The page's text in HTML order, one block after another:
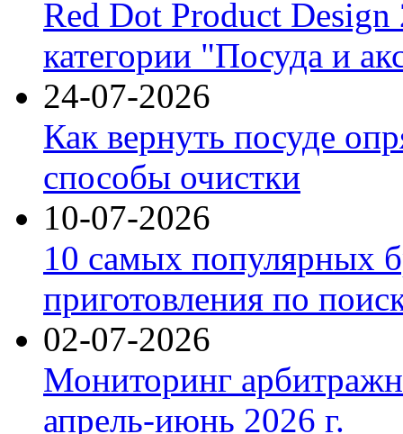
Red Dot Product Design
категории "Посуда и
24-07-2026
Как вернуть посуде
способы очистки
10-07-2026
10 самых популярных
приготовления по
02-07-2026
Мониторинг
апрель-июнь 2026 г.